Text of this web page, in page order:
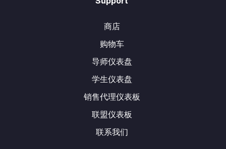
商店
购物车
导师仪表盘
学生仪表盘
销售代理仪表板
联盟仪表板
联系我们